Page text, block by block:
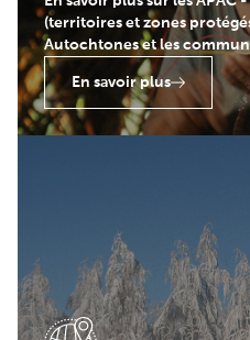
(territoires et zones
Autochtones et les
En savoir plus